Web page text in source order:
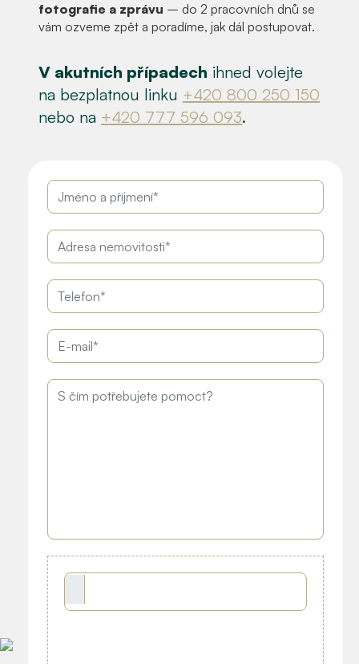
fotografie a zprávu – do 2 pracovních dnů se
vám ozveme zpět a poradíme, jak dál postupovat.
V akutních případech ihned volejte
na bezplatnou linku +420 800 250 150
nebo na +420 777 596 093.